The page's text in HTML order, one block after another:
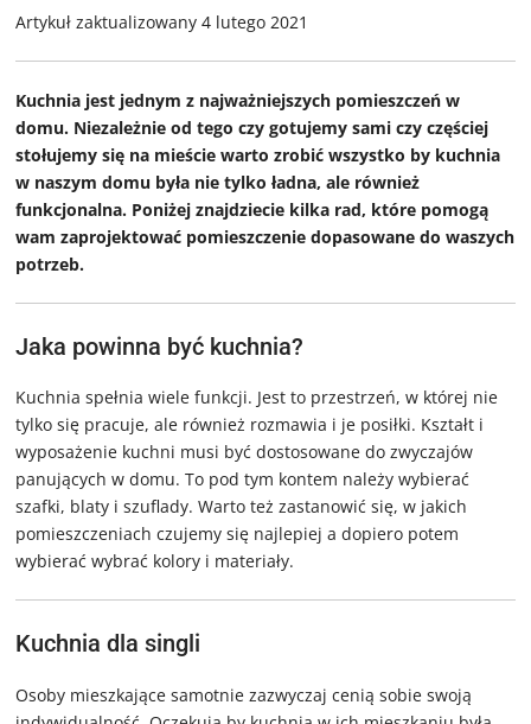
Artykuł zaktualizowany 4 lutego 2021
Kuchnia jest jednym z najważniejszych pomieszczeń w
domu. Niezależnie od tego czy gotujemy sami czy częściej
stołujemy się na mieście warto zrobić wszystko by kuchnia
w naszym domu była nie tylko ładna, ale również
funkcjonalna. Poniżej znajdziecie kilka rad, które pomogą
wam zaprojektować pomieszczenie dopasowane do waszych
potrzeb.
Jaka powinna być kuchnia?
Kuchnia spełnia wiele funkcji. Jest to przestrzeń, w której nie
tylko się pracuje, ale również rozmawia i je posiłki. Kształt i
wyposażenie kuchni musi być dostosowane do zwyczajów
panujących w domu. To pod tym kontem należy wybierać
szafki, blaty i szuflady. Warto też zastanowić się, w jakich
pomieszczeniach czujemy się najlepiej a dopiero potem
wybierać wybrać kolory i materiały.
Kuchnia dla singli
Osoby mieszkające samotnie zazwyczaj cenią sobie swoją